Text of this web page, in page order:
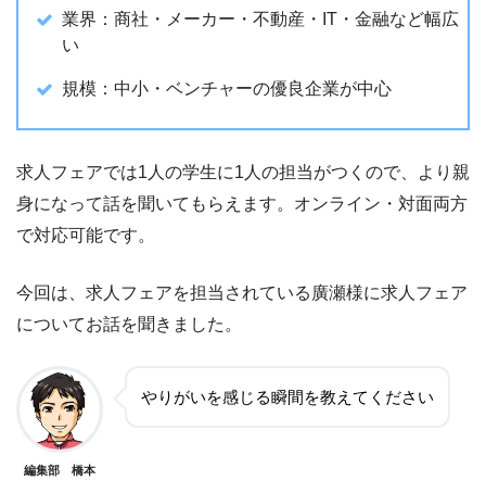
業界：商社・メーカー・不動産・IT・金融など幅広
い
規模：中小・ベンチャーの優良企業が中心
求人フェアでは1人の学生に1人の担当がつくので、より親
身になって話を聞いてもらえます。オンライン・対面両方
で対応可能です。
今回は、求人フェアを担当されている廣瀬様に求人フェア
についてお話を聞きました。
編集部 橋本
やりがいを感じる瞬間を教えてください